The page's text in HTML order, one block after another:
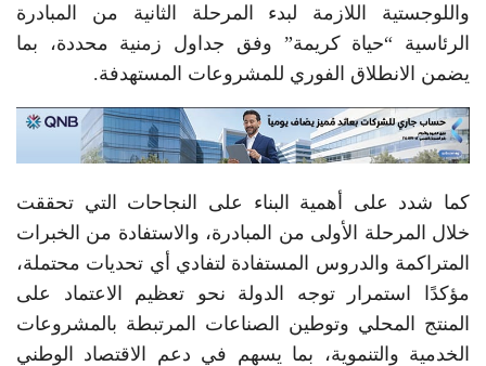
واللوجستية اللازمة لبدء المرحلة الثانية من المبادرة
الرئاسية “حياة كريمة” وفق جداول زمنية محددة، بما
يضمن الانطلاق الفوري للمشروعات المستهدفة.
كما شدد على أهمية البناء على النجاحات التي تحققت
خلال المرحلة الأولى من المبادرة، والاستفادة من الخبرات
المتراكمة والدروس المستفادة لتفادي أي تحديات محتملة،
مؤكدًا استمرار توجه الدولة نحو تعظيم الاعتماد على
المنتج المحلي وتوطين الصناعات المرتبطة بالمشروعات
الخدمية والتنموية، بما يسهم في دعم الاقتصاد الوطني